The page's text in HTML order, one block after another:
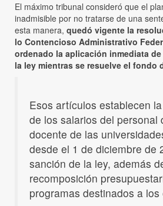
El máximo tribunal consideró que el
inadmisible por no tratarse de una
esta manera, quedó vigente la
lo Contencioso Administrativo
ordenado la aplicación inmediata
la ley mientras se resuelve el fondo
Esos artículos establecen
de los salarios del personal
docente de las
desde el 1 de diciembre de
sanción de la ley, además
recomposición
programas destinados a